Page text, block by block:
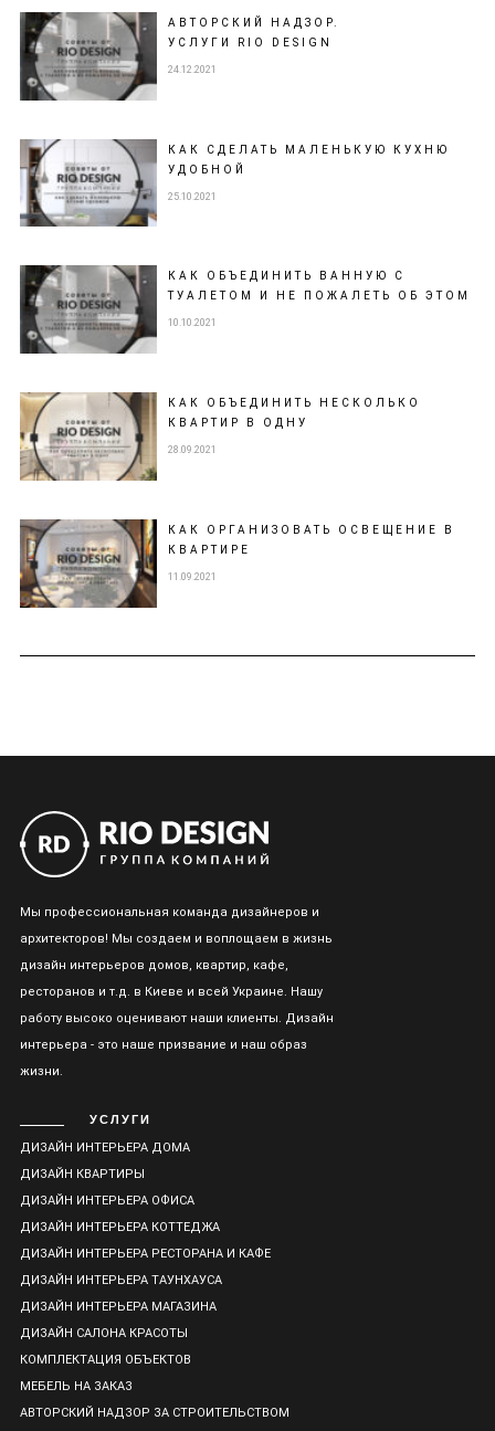
АВТОРСКИЙ НАДЗОР.
УСЛУГИ RIO DESIGN
24.12.2021
КАК СДЕЛАТЬ МАЛЕНЬКУЮ КУХНЮ
УДОБНОЙ
25.10.2021
КАК ОБЪЕДИНИТЬ ВАННУЮ С
ТУАЛЕТОМ И НЕ ПОЖАЛЕТЬ ОБ ЭТОМ
10.10.2021
КАК ОБЪЕДИНИТЬ НЕСКОЛЬКО
КВАРТИР В ОДНУ
28.09.2021
КАК ОРГАНИЗОВАТЬ ОСВЕЩЕНИЕ В
КВАРТИРЕ
11.09.2021
Мы профессиональная команда дизайнеров и
архитекторов! Мы создаем и воплощаем в жизнь
дизайн интерьеров домов, квартир, кафе,
ресторанов и т.д. в Киеве и всей Украине. Нашу
работу высоко оценивают наши клиенты. Дизайн
интерьера - это наше призвание и наш образ
жизни.
УСЛУГИ
ДИЗАЙН ИНТЕРЬЕРА ДОМА
ДИЗАЙН КВАРТИРЫ
ДИЗАЙН ИНТЕРЬЕРА ОФИСА
ДИЗАЙН ИНТЕРЬЕРА КОТТЕДЖА
ДИЗАЙН ИНТЕРЬЕРА РЕСТОРАНА И КАФЕ
ДИЗАЙН ИНТЕРЬЕРА ТАУНХАУСА
ДИЗАЙН ИНТЕРЬЕРА МАГАЗИНА
ДИЗАЙН САЛОНА КРАСОТЫ
КОМПЛЕКТАЦИЯ ОБЪЕКТОВ
МЕБЕЛЬ НА ЗАКАЗ
АВТОРСКИЙ НАДЗОР ЗА СТРОИТЕЛЬСТВОМ